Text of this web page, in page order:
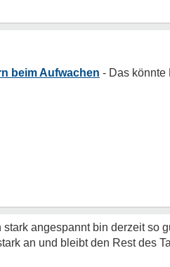
beim Aufwachen
angespannt bin derzeit so
an und bleibt den Rest des